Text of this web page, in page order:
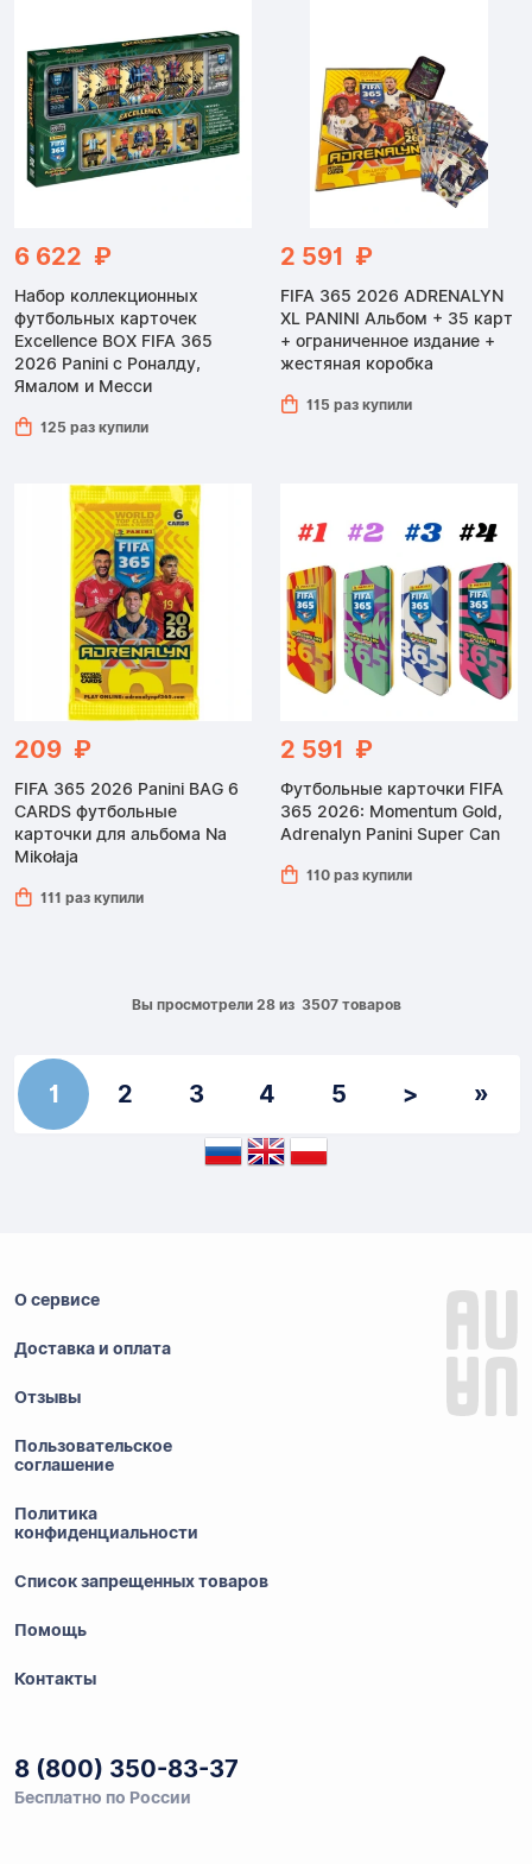
6 622 ₽
Набор коллекционных
футбольных карточек
Excellence BOX FIFA 365
2026 Panini с Роналду,
Ямалом и Месси
125 раз купили
2 591 ₽
FIFA 365 2026 ADRENALYN
XL PANINI Альбом + 35 карт
+ ограниченное издание +
жестяная коробка
115 раз купили
209 ₽
FIFA 365 2026 Panini BAG 6
CARDS футбольные
карточки для альбома Na
Mikołaja
111 раз купили
2 591 ₽
Футбольные карточки FIFA
365 2026: Momentum Gold,
Adrenalyn Panini Super Can
110 раз купили
Вы просмотрели 28 из 3507 товаров
1 2 3 4 5 > »
О сервисе
Доставка и оплата
Отзывы
Пользовательское
соглашение
Политика
конфиденциальности
Список запрещенных товаров
Помощь
Контакты
8 (800) 350-83-37
Бесплатно по России